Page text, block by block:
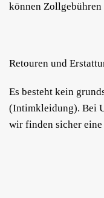
können Zollgebühren
Retouren und
Es besteht kein
(Intimkleidung). Bei
wir finden sicher eine